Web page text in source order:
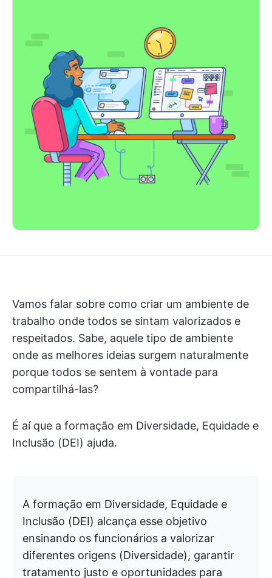
Vamos falar sobre como criar um ambiente de
trabalho onde todos se sintam valorizados e
respeitados. Sabe, aquele tipo de ambiente
onde as melhores ideias surgem naturalmente
porque todos se sentem à vontade para
compartilhá-las?
É aí que a formação em Diversidade, Equidade e
Inclusão (DEI) ajuda.
A formação em Diversidade, Equidade e
Inclusão (DEI) alcança esse objetivo
ensinando os funcionários a valorizar
diferentes origens (Diversidade), garantir
tratamento justo e oportunidades para